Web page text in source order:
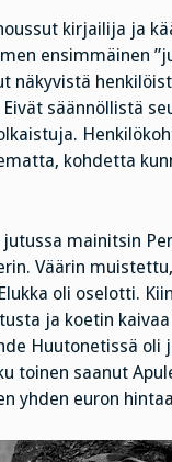
kirjailija ja
ensimmäinen
näkyvistä
säännöllistä
kohdetta
mainitsin
Väärin
oli oselotti.
ja koetin
Huutonetissä oli
toinen saanut
yhden euron